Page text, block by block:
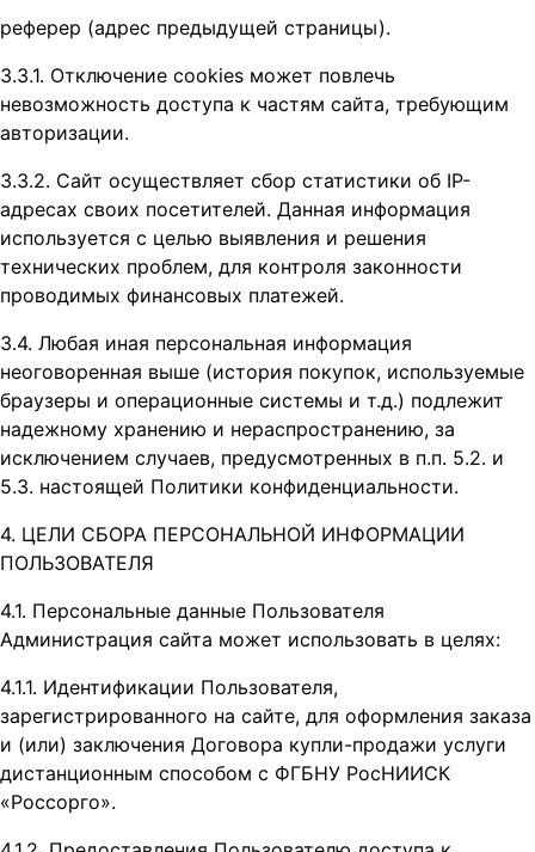
реферер (адрес предыдущей страницы).
3.3.1. Отключение cookies может повлечь
невозможность доступа к частям сайта, требующим
авторизации.
3.3.2. Сайт осуществляет сбор статистики об IP-
адресах своих посетителей. Данная информация
используется с целью выявления и решения
технических проблем, для контроля законности
проводимых финансовых платежей.
3.4. Любая иная персональная информация
неоговоренная выше (история покупок, используемые
браузеры и операционные системы и т.д.) подлежит
надежному хранению и нераспространению, за
исключением случаев, предусмотренных в п.п. 5.2. и
5.3. настоящей Политики конфиденциальности.
4. ЦЕЛИ СБОРА ПЕРСОНАЛЬНОЙ ИНФОРМАЦИИ
ПОЛЬЗОВАТЕЛЯ
4.1. Персональные данные Пользователя
Администрация сайта может использовать в целях:
4.1.1. Идентификации Пользователя,
зарегистрированного на сайте, для оформления заказа
и (или) заключения Договора купли-продажи услуги
дистанционным способом с ФГБНУ РосНИИСК
«Россорго».